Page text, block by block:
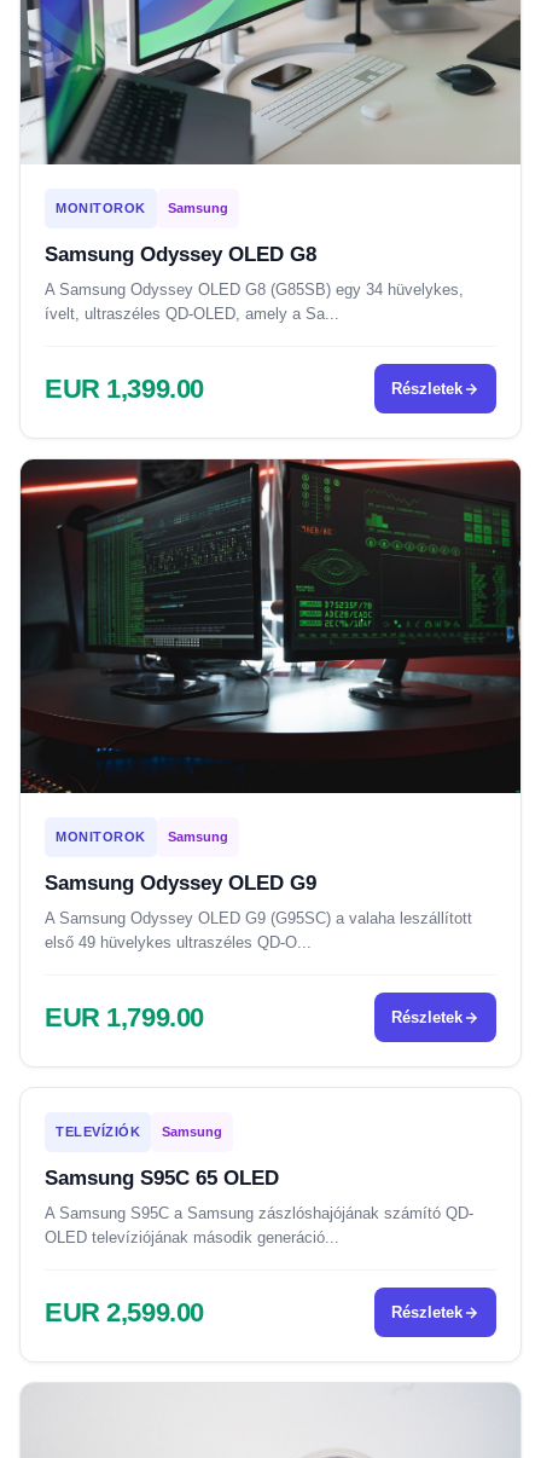
MONITOROK Samsung
Samsung Odyssey OLED G8
A Samsung Odyssey OLED G8 (G85SB) egy 34 hüvelykes,
ívelt, ultraszéles QD-OLED, amely a Sa...
EUR 1,399.00 Részletek
MONITOROK Samsung
Samsung Odyssey OLED G9
A Samsung Odyssey OLED G9 (G95SC) a valaha leszállított
első 49 hüvelykes ultraszéles QD-O...
EUR 1,799.00 Részletek
TELEVÍZIÓK Samsung
Samsung S95C 65 OLED
A Samsung S95C a Samsung zászlóshajójának számító QD-
OLED televíziójának második generáció...
EUR 2,599.00 Részletek